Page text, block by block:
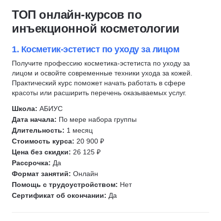
Маникюр
Массаж
Антиэйджинг
Медицина
Стоматология
Медицинский регистратор
Коррекция фигуры
Коррекция бровей
Медицинский массаж
Эпиляция
Депиляция
Рентгенолаборант
Фитнес-нутрициолог
Кинезиология
Гомеопатия
Фитнес тренеры
ТОП онлайн-курсов по
инъекционной косметологии
1. Косметик-эстетист по уходу за лицом
Получите профессию косметика-эстетиста по уходу за
лицом и освойте современные техники ухода за кожей.
Практический курс поможет начать работать в сфере
красоты или расширить перечень оказываемых услуг.
Школа: АБИУС
Дата начала: По мере набора группы
Длительность: 1 месяц
Стоимость курса: 20 900 ₽
Цена без скидки: 26 125 ₽
Рассрочка: Да
Формат занятий: Онлайн
Помощь с трудоустройством: Нет
Сертификат об окончании: Да